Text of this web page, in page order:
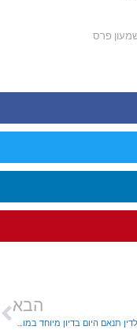
פרס
הבא
ד"ר לאה גולדין תנאם היום בדיון מיוחד במועצת זכויות האדם של האו"ם בז'נבה